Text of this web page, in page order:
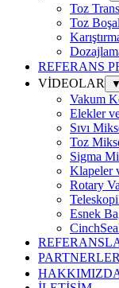
Toz
Toz
REFERANS
VİDEOLAR ▼
Vakum
Elekler
Sıvı
Toz
Sigma
Klapeler
Rotary
Esnek
PARTNERLER